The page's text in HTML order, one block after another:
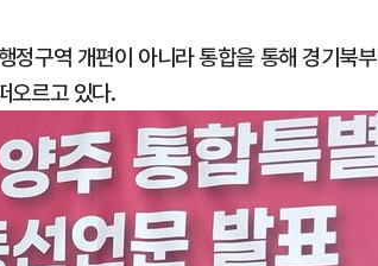
정구역 개편이 아니라 통합을 통해 경기북
오르고 있다.